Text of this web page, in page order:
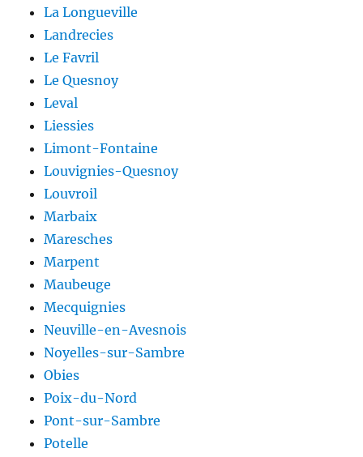
La Longueville
Landrecies
Le Favril
Le Quesnoy
Leval
Liessies
Limont-Fontaine
Louvignies-Quesnoy
Louvroil
Marbaix
Maresches
Marpent
Maubeuge
Mecquignies
Neuville-en-Avesnois
Noyelles-sur-Sambre
Obies
Poix-du-Nord
Pont-sur-Sambre
Potelle